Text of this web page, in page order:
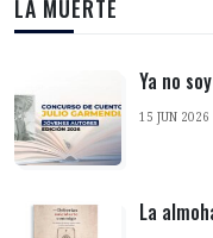
LA MUERTE
Ya no
15 JUN 2026
La